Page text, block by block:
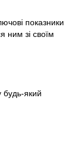
показники
ним зі своїм
будь-який